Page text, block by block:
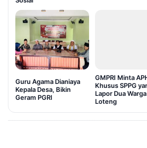
Guru Agama Dianiaya
Kepala Desa, Bikin
Geram PGRI
GMPRI Minta
Khusus SPPG
Lapor Dua
Loteng